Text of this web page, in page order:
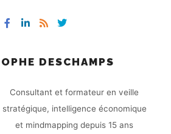
DESCHAMPS
Consultant et formateur en veille
stratégique, intelligence économique
et mindmapping depuis 15 ans